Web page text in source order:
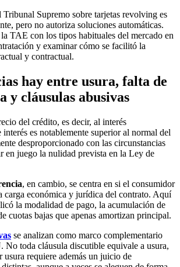
Supremo sobre tarjetas revolving es
pero no autoriza soluciones automáticas.
TAE con los tipos habituales del mercado en
y examinar cómo se facilitó la
y contractual.
hay entre usura, falta de
y cláusulas abusivas
del crédito, es decir, al interés
interés es notablemente superior al normal del
desproporcionado con las circunstancias
en juego la nulidad prevista en la Ley de
, en cambio, se centra en si el consumidor
carga económica y jurídica del contrato. Aquí
la modalidad de pago, la acumulación de
cuotas bajas que apenas amortizan principal.
se analizan como marco complementario
toda cláusula discutible equivale a usura,
requiere además un juicio de